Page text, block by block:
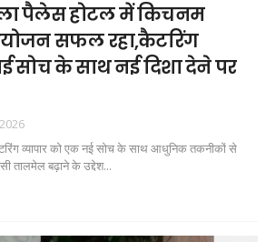
पैलेस होटल में किचनम
सफल रहा,कैटरिंग
सोच के साथ नई दिशा देने पर
को एक नई सोच के साथ आधुनिक तकनीकों से
तालमेल बढ़ाने के उद्देश...